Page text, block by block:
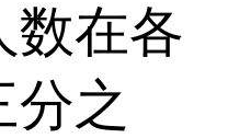
数在各
分之